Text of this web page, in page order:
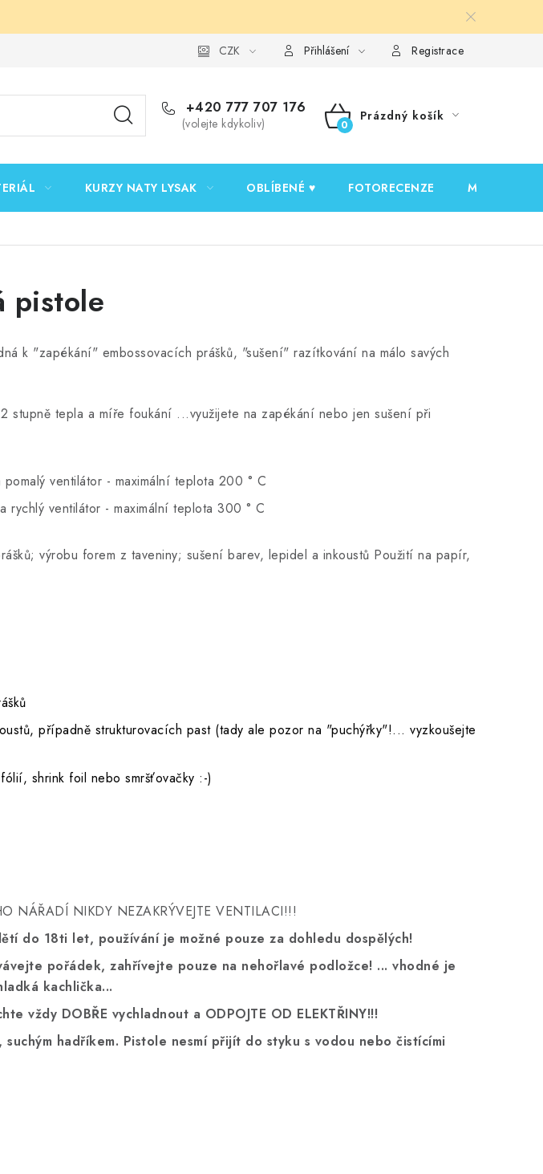
Podmínky ochrany osobních údajů Ověřování recenzí
CZK Přihlášení Registrace
+420 777 707 176
(volejte kdykoliv)
NÁKUPNÍ
Prázdný košík
KURZY NATY LYSAK OBLÍBENÉ ♥️ FOTORECENZE MOJE
pistole
k "zapékání" embossovacích prášků, "sušení" razítkování na málo savých
stupně tepla a míře foukání ...využijete na zapékání nebo jen sušení při
ventilátor - maximální teplota 200 ° C
rychlý ventilátor - maximální teplota 300 ° C
výrobu forem z taveniny; sušení barev, lepidel a inkoustů Použití na papír,
případně strukturovacích past (tady ale pozor na "puchýřky"!... vyzkoušejte
shrink foil nebo smršťovačky :-)
NÁŘADÍ NIKDY NEZAKRÝVEJTE VENTILACI!!!
do 18ti let, používání je možné pouze za dohledu dospělých!
pořádek, zahřívejte pouze na nehořlavé podložce! ... vhodné je
kachlička...
vždy DOBŘE vychladnout a ODPOJTE OD ELEKTŘINY!!!
hadříkem. Pistole nesmí přijít do styku s vodou nebo čistícími